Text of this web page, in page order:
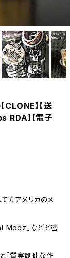
】【送
RDA】【電子
たアメリカのメ
Modz」などと密
「質実剛健な作